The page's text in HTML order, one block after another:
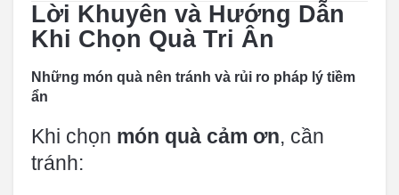
Lời Khuyên và Hướng Dẫn
Khi Chọn Quà Tri Ân
Những món quà nên tránh và rủi ro pháp lý tiềm
ẩn
Khi chọn món quà cảm ơn, cần
tránh: